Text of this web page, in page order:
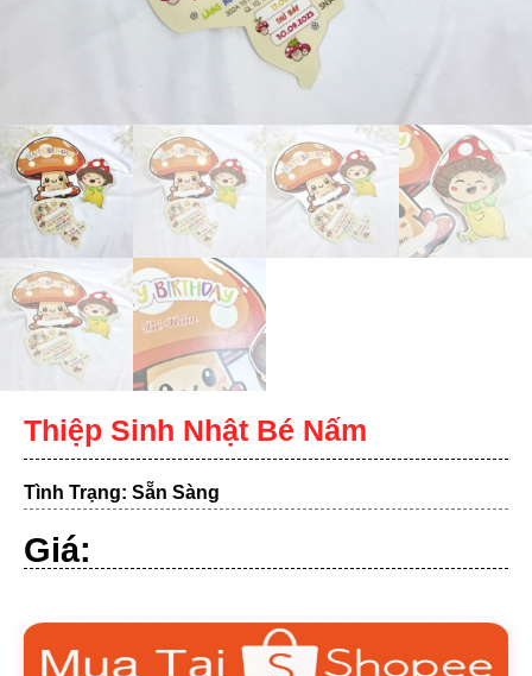
Thiệp Sinh Nhật Bé Nấm
Tình Trạng: Sẵn Sàng
Giá: